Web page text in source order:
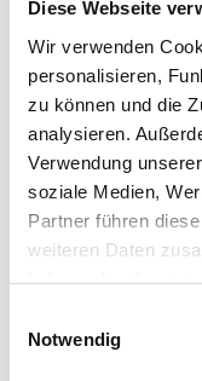
Diese Webseite
Wir verwenden
personalisieren,
zu können und die
analysieren.
Verwendung
soziale Medien,
Partner führen
weiteren Daten
haben oder die sie
Notwendig
Wir nehmen
Vorbehalt
reservieren wir
werden ab dem
kommende Jahr
versendet. Die
haben besondere
Umbuchungen.